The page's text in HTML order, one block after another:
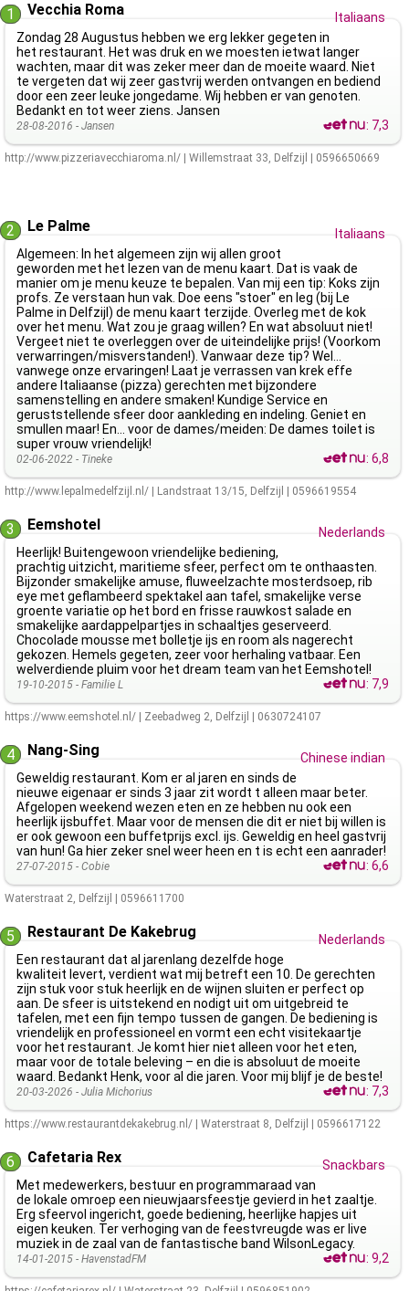
1 Vecchia Roma
Italiaans
Zondag 28 Augustus hebben we erg lekker gegeten in
het restaurant. Het was druk en we moesten ietwat langer
wachten, maar dit was zeker meer dan de moeite waard. Niet
te vergeten dat wij zeer gastvrij werden ontvangen en bediend
door een zeer leuke jongedame. Wij hebben er van genoten.
Bedankt en tot weer ziens. Jansen
28-08-2016 - Jansen : 7,3
http://www.pizzeriavecchiaroma.nl/ Willemstraat 33, Delfzijl 0596650669
2 Le Palme
Italiaans
Algemeen: In het algemeen zijn wij allen groot
geworden met het lezen van de menu kaart. Dat is vaak de
manier om je menu keuze te bepalen. Van mij een tip: Koks zijn
profs. Ze verstaan hun vak. Doe eens "stoer" en leg (bij Le
Palme in Delfzijl) de menu kaart terzijde. Overleg met de kok
over het menu. Wat zou je graag willen? En wat absoluut niet!
Vergeet niet te overleggen over de uiteindelijke prijs! (Voorkom
verwarringen/misverstanden!). Vanwaar deze tip? Wel…
vanwege onze ervaringen! Laat je verrassen van krek effe
andere Italiaanse (pizza) gerechten met bijzondere
samenstelling en andere smaken! Kundige Service en
geruststellende sfeer door aankleding en indeling. Geniet en
smullen maar! En… voor de dames/meiden: De dames toilet is
super vrouw vriendelijk!
02-06-2022 - Tineke :6,8
http://www.lepalmedelfzijl.nl/ Landstraat 13/15, Delfzijl 0596619554
3 Eemshotel
Nederlands
Heerlijk! Buitengewoon vriendelijke bediening,
prachtig uitzicht, maritieme sfeer, perfect om te onthaasten.
Bijzonder smakelijke amuse, fluweelzachte mosterdsoep, rib
eye met geflambeerd spektakel aan tafel, smakelijke verse
groente variatie op het bord en frisse rauwkost salade en
smakelijke aardappelpartjes in schaaltjes geserveerd.
Chocolade mousse met bolletje ijs en room als nagerecht
gekozen. Hemels gegeten, zeer voor herhaling vatbaar. Een
welverdiende pluim voor het dream team van het Eemshotel!
19-10-2015 - Familie L : 7,9
https://www.eemshotel.nl/ Zeebadweg 2, Delfzijl 0630724107
4 Nang-Sing
Chinese indian
Geweldig restaurant. Kom er al jaren en sinds de
nieuwe eigenaar er sinds 3 jaar zit wordt t alleen maar beter.
Afgelopen weekend wezen eten en ze hebben nu ook een
heerlijk ijsbuffet. Maar voor de mensen die dit er niet bij willen is
er ook gewoon een buffetprijs excl. ijs. Geweldig en heel gastvrij
van hun! Ga hier zeker snel weer heen en t is echt een aanrader!
27-07-2015 - Cobie :6,6
Waterstraat 2, Delfzijl 0596611700
5 Restaurant De Kakebrug
Nederlands
Een restaurant dat al jarenlang dezelfde hoge
kwaliteit levert, verdient wat mij betreft een 10. De gerechten
zijn stuk voor stuk heerlijk en de wijnen sluiten er perfect op
aan. De sfeer is uitstekend en nodigt uit om uitgebreid te
tafelen, met een fijn tempo tussen de gangen. De bediening is
vriendelijk en professioneel en vormt een echt visitekaartje
voor het restaurant. Je komt hier niet alleen voor het eten,
maar voor de totale beleving – en die is absoluut de moeite
waard. Bedankt Henk, voor al die jaren. Voor mij blijf je de beste!
20-03-2026 - Julia Michorius : 7,3
https://www.restaurantdekakebrug.nl/ Waterstraat 8, Delfzijl 0596617122
6 Cafetaria Rex
Snackbars
Met medewerkers, bestuur en programmaraad van
de lokale omroep een nieuwjaarsfeestje gevierd in het zaaltje.
Erg sfeervol ingericht, goede bediening, heerlijke hapjes uit
eigen keuken. Ter verhoging van de feestvreugde was er live
muziek in de zaal van de fantastische band WilsonLegacy.
14-01-2015 - HavenstadFM :9,2